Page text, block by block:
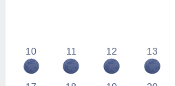
10 11 12 13